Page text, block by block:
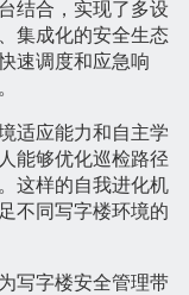
结合，实现了多设
集成化的安全生态
速调度和应急响
适应能力和自主学
能够优化巡检路径
这样的自我进化机
不同写字楼环境的
写字楼安全管理带